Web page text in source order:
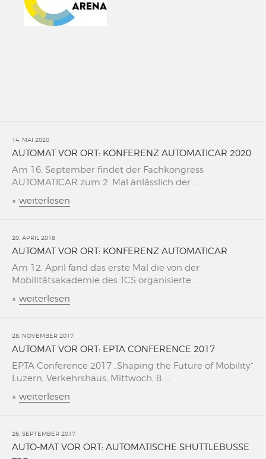
14. MAI 2020
AUTOMAT VOR ORT: KONFERENZ AUTOMATICAR 2020
Am 16. September findet der Fachkongress
AUTOMATICAR zum 2. Mal änlässlich der ...
» weiterlesen
20. APRIL 2018
AUTOMAT VOR ORT: KONFERENZ AUTOMATICAR
Am 12. April fand das erste Mal die von der
Mobilitätsakademie des TCS organisierte ...
» weiterlesen
28. NOVEMBER 2017
AUTOMAT VOR ORT: EPTA CONFERENCE 2017
EPTA Conference 2017 „Shaping the Future of Mobility“
Luzern, Verkehrshaus, Mittwoch, 8. ...
» weiterlesen
26. SEPTEMBER 2017
AUTO-MAT VOR ORT: AUTOMATISCHE SHUTTLEBUSSE